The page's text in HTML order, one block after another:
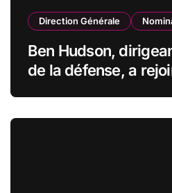
Direction Générale
Ben Hudson,
de la défense, a